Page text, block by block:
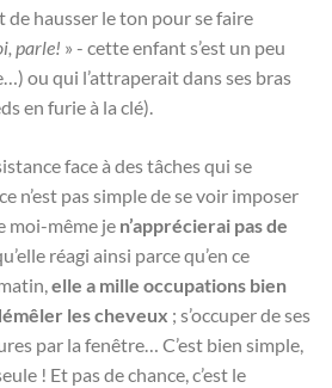
hausser le ton pour se faire
parle! » - cette enfant s’est un peu
ou qui l’attraperait dans ses bras
en furie à la clé).
face à des tâches qui se
n’est pas simple de se voir imposer
moi-même je n’apprécierai pas de
réagi ainsi parce qu’en ce
elle a mille occupations bien
les cheveux ; s’occuper de ses
par la fenêtre… C’est bien simple,
! Et pas de chance, c’est le